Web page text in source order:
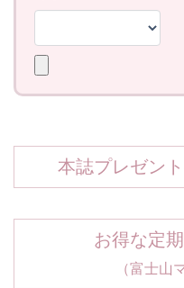
本誌プレゼン
お得な定
（富士山